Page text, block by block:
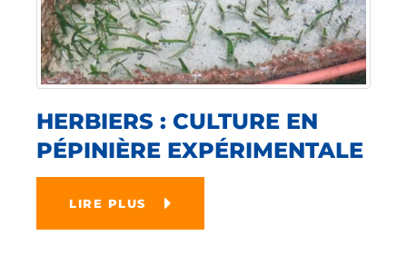
HERBIERS : CULTURE EN
PÉPINIÈRE EXPÉRIMENTALE
LIRE PLUS